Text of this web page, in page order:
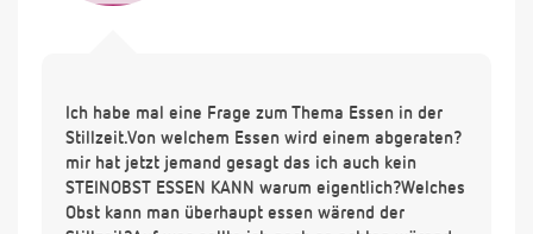
Ich habe mal eine Frage zum Thema Essen in der
Stillzeit.Von welchem Essen wird einem abgeraten?
mir hat jetzt jemand gesagt das ich auch kein
STEINOBST ESSEN KANN warum eigentlich?Welches
Obst kann man überhaupt essen wärend der